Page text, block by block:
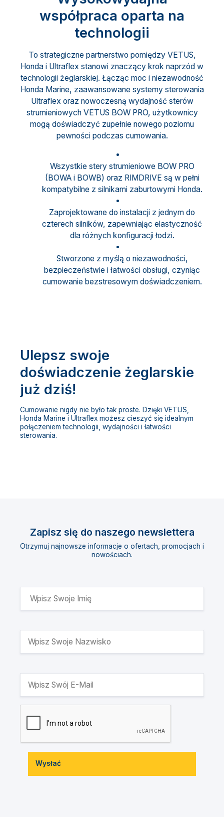
współpraca oparta na
technologii
To strategiczne partnerstwo pomiędzy VETUS,
Honda i Ultraflex stanowi znaczący krok naprzód w
technologii żeglarskiej. Łącząc moc i niezawodność
Honda Marine, zaawansowane systemy sterowania
Ultraflex oraz nowoczesną wydajność sterów
strumieniowych VETUS BOW PRO, użytkownicy
mogą doświadczyć zupełnie nowego poziomu
pewności podczas cumowania.
Wszystkie stery strumieniowe BOW PRO
(BOWA i BOWB) oraz RIMDRIVE są w pełni
kompatybilne z silnikami zaburtowymi Honda.
Zaprojektowane do instalacji z jednym do
czterech silników, zapewniając elastyczność
dla różnych konfiguracji łodzi.
Stworzone z myślą o niezawodności,
bezpieczeństwie i łatwości obsługi, czyniąc
cumowanie bezstresowym doświadczeniem.
Ulepsz swoje
doświadczenie żeglarskie
już dziś!
Cumowanie nigdy nie było tak proste. Dzięki VETUS,
Honda Marine i Ultraflex możesz cieszyć się idealnym
połączeniem technologii, wydajności i łatwości
sterowania.
Zapisz się do naszego newslettera
Otrzymuj najnowsze informacje o ofertach, promocjach i
nowościach.
Wysłać